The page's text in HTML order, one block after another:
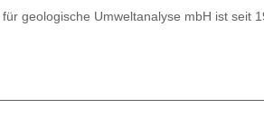
geologische Umweltanalyse mbH ist seit